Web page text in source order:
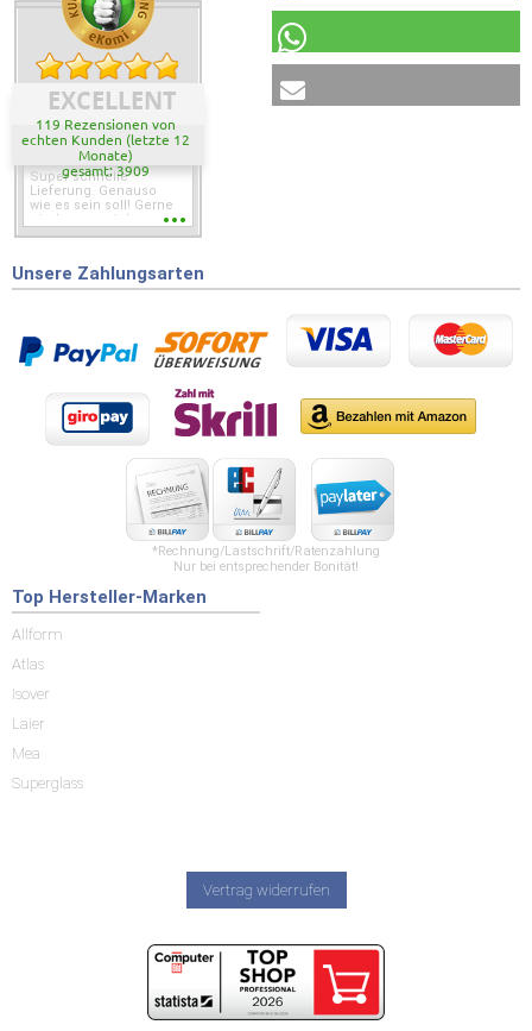
EXCELLENT
119 Rezensionen von
echten Kunden (letzte 12
Monate)
gesamt: 3909
Super schnelle
Lieferung. Genauso
wie es sein soll! Gerne
wieder wenn ich was
Unsere Zahlungsarten
*Rechnung/Lastschrift/Ratenzahlung
Nur bei entsprechender Bonität!
Top Hersteller-Marken
Allform
Atlas
Isover
Laier
Mea
Superglass
Vertrag widerrufen